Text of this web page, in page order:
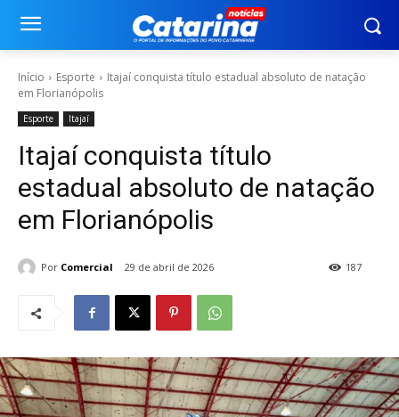
Início Esporte
Itajaí conquista título estadual absoluto de natação
em Florianópolis
Esporte Itajaí
Itajaí conquista título
estadual absoluto de natação
em Florianópolis
Por Comercial 29 de abril de 2026 187